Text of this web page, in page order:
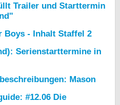
Trailer und Starttermin
Boys - Inhalt Staffel 2
Serienstarttermine in
Mason
#12.06 Die